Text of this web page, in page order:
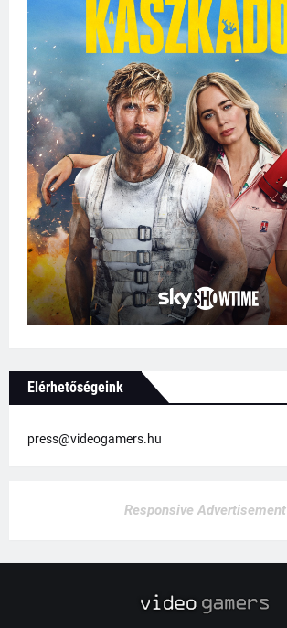
Elérhetőségeink
press@videogamers.hu
Responsive Advertisement